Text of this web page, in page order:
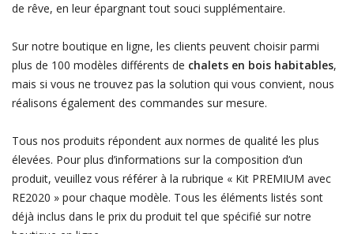
de rêve, en leur épargnant tout souci supplémentaire.
Sur notre boutique en ligne, les clients peuvent choisir parmi
plus de 100 modèles différents de chalets en bois habitables,
mais si vous ne trouvez pas la solution qui vous convient, nous
réalisons également des commandes sur mesure.
Tous nos produits répondent aux normes de qualité les plus
élevées. Pour plus d’informations sur la composition d’un
produit, veuillez vous référer à la rubrique « Kit PREMIUM avec
RE2020 » pour chaque modèle. Tous les éléments listés sont
déjà inclus dans le prix du produit tel que spécifié sur notre